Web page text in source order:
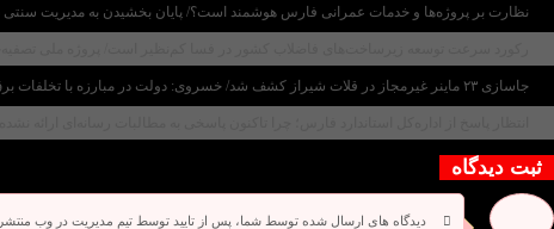
نظارت بر پروژه‌ها و خدمات عمرانی فارس هوشمند است؟/ پایان بخشیدن به مدیریت سنتی
جاسازی ۲۳ ماینر غیرمجاز در قلات شیراز کشف شد/ خسروی: دولت در مبارزه با تخلفات برق برخورد قاطع دارد
ثبت دیدگاه
دیدگاه های ارسال شده توسط شما، پس از تایید توسط تیم مدیریت در وب